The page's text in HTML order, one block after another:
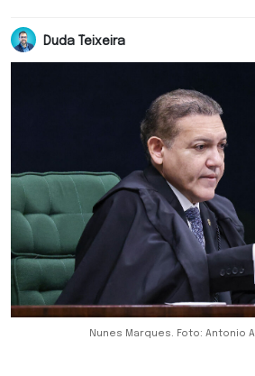
Duda Teixeira
Nunes Marques. Foto: Antonio